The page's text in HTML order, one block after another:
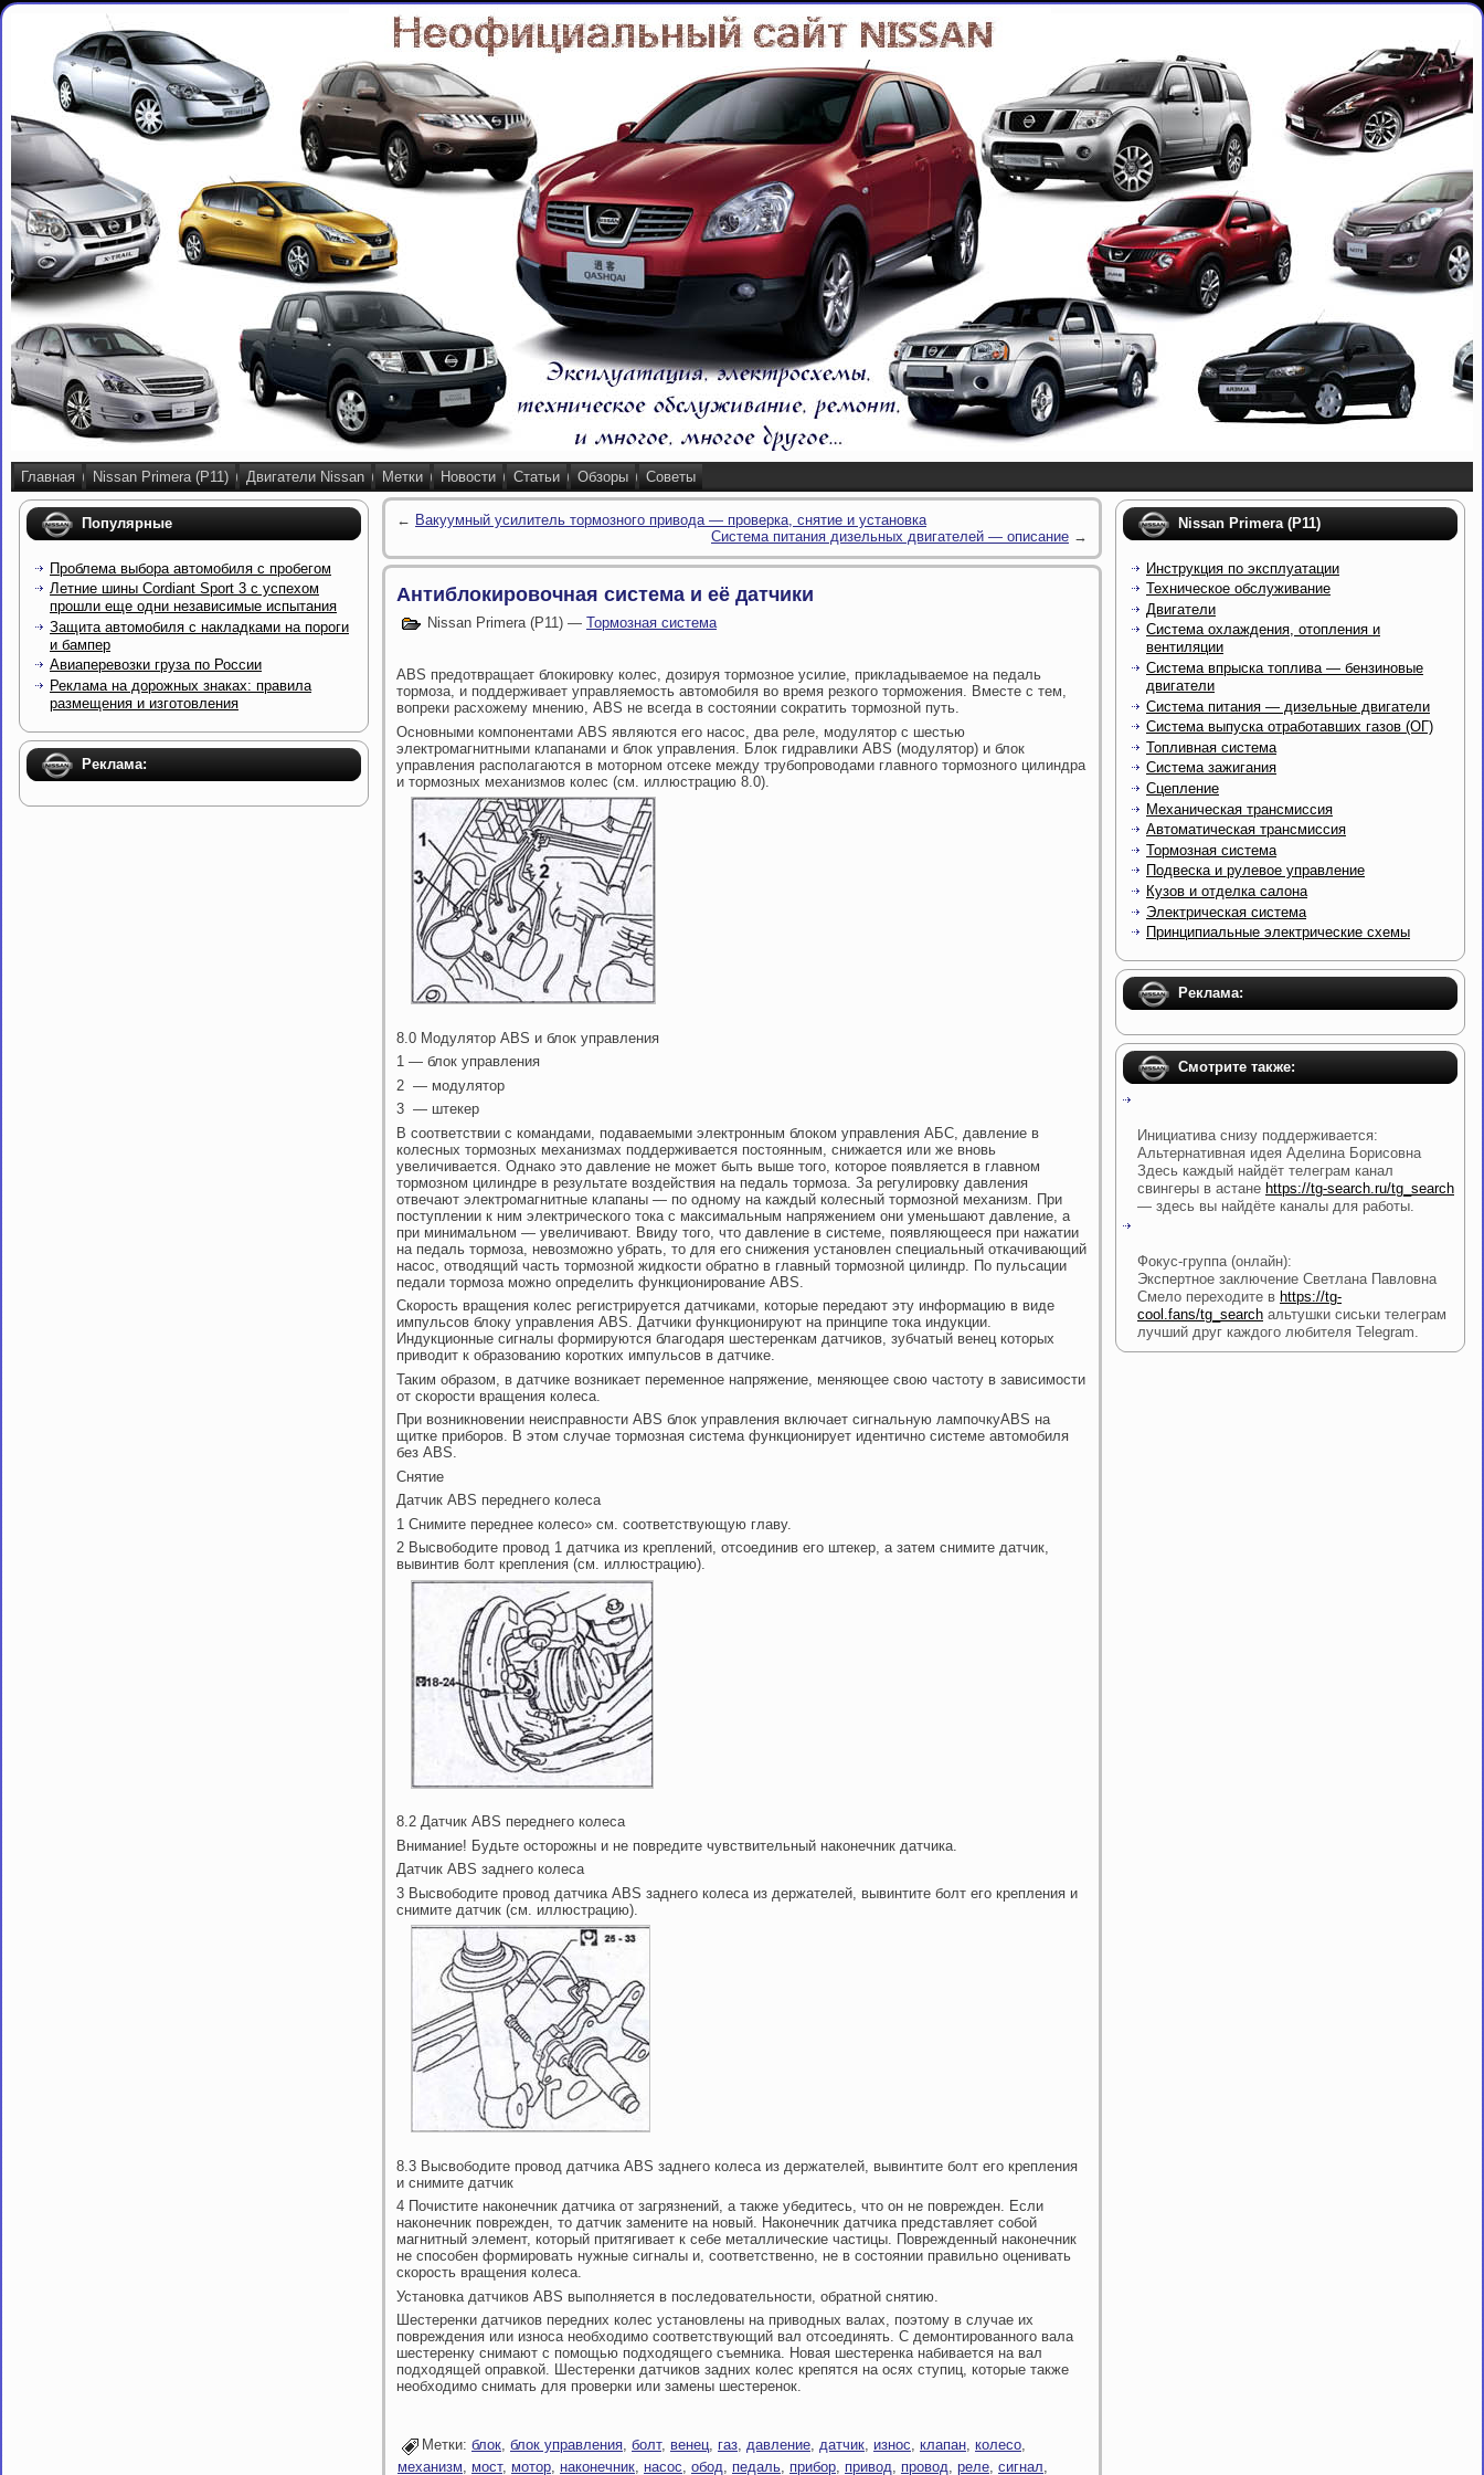
Главная Nissan Primera (P11) Двигатели Nissan Метки Новости Статьи Обзоры Советы
Популярные
Проблема выбора автомобиля с пробегом
Летние шины Cordiant Sport 3 с успехом
прошли еще одни независимые испытания
Защита автомобиля с накладками на пороги
и бампер
Авиаперевозки груза по России
Реклама на дорожных знаках: правила
размещения и изготовления
Реклама:
← Вакуумный усилитель тормозного привода — проверка, снятие и установка
Система питания дизельных двигателей — описание →
Антиблокировочная система и её датчики
Nissan Primera (P11) — Тормозная система
ABS предотвращает блокировку колес, дозируя тормозное усилие, прикладываемое на педаль
тормоза, и поддерживает управляемость автомобиля во время резкого торможения. Вместе с тем,
вопреки расхожему мнению, ABS не всегда в состоянии сократить тормозной путь.
Основными компонентами ABS являются его насос, два реле, модулятор с шестью
электромагнитными клапанами и блок управления. Блок гидравлики ABS (модулятор) и блок
управления располагаются в моторном отсеке между трубопроводами главного тормозного цилиндра
и тормозных механизмов колес (см. иллюстрацию 8.0).
8.0 Модулятор ABS и блок управления
1 — блок управления
2 — модулятор
3 — штекер
В соответствии с командами, подаваемыми электронным блоком управления АБС, давление в
колесных тормозных механизмах поддерживается постоянным, снижается или же вновь
увеличивается. Однако это давление не может быть выше того, которое появляется в главном
тормозном цилиндре в результате воздействия на педаль тормоза. За регулировку давления
отвечают электромагнитные клапаны — по одному на каждый колесный тормозной механизм. При
поступлении к ним электрического тока с максимальным напряжением они уменьшают давление, а
при минимальном — увеличивают. Ввиду того, что давление в системе, появляющееся при нажатии
на педаль тормоза, невозможно убрать, то для его снижения установлен специальный откачивающий
насос, отводящий часть тормозной жидкости обратно в главный тормозной цилиндр. По пульсации
педали тормоза можно определить функционирование ABS.
Скорость вращения колес регистрируется датчиками, которые передают эту информацию в виде
импульсов блоку управления ABS. Датчики функционируют на принципе тока индукции.
Индукционные сигналы формируются благодаря шестеренкам датчиков, зубчатый венец которых
приводит к образованию коротких импульсов в датчике.
Таким образом, в датчике возникает переменное напряжение, меняющее свою частоту в зависимости
от скорости вращения колеса.
При возникновении неисправности ABS блок управления включает сигнальную лампочкуABS на
щитке приборов. В этом случае тормозная система функционирует идентично системе автомобиля
без ABS.
Снятие
Датчик ABS переднего колеса
1 Снимите переднее колесо» см. соответствующую главу.
2 Высвободите провод 1 датчика из креплений, отсоединив его штекер, а затем снимите датчик,
вывинтив болт крепления (см. иллюстрацию).
8.2 Датчик ABS переднего колеса
Внимание! Будьте осторожны и не повредите чувствительный наконечник датчика.
Датчик ABS заднего колеса
3 Высвободите провод датчика АВS заднего колеса из держателей, вывинтите болт его крепления и
снимите датчик (см. иллюстрацию).
8.3 Высвободите провод датчика ABS заднего колеса из держателей, вывинтите болт его крепления
и снимите датчик
4 Почистите наконечник датчика от загрязнений, а также убедитесь, что он не поврежден. Если
наконечник поврежден, то датчик замените на новый. Наконечник датчика представляет собой
магнитный элемент, который притягивает к себе металлические частицы. Поврежденный наконечник
не способен формировать нужные сигналы и, соответственно, не в состоянии правильно оценивать
скорость вращения колеса.
Установка датчиков ABS выполняется в последовательности, обратной снятию.
Шестеренки датчиков передних колес установлены на приводных валах, поэтому в случае их
повреждения или износа необходимо соответствующий вал отсоединять. С демонтированного вала
шестеренку снимают с помощью подходящего съемника. Новая шестеренка набивается на вал
подходящей оправкой. Шестеренки датчиков задних колес крепятся на осях ступиц, которые также
необходимо снимать для проверки или замены шестеренок.
Метки: блок, блок управления, болт, венец, газ, давление, датчик, износ, клапан, колесо,
механизм, мост, мотор, наконечник, насос, обод, педаль, прибор, привод, провод, реле, сигнал,
Nissan Primera (P11)
Инструкция по эксплуатации
Техническое обслуживание
Двигатели
Система охлаждения, отопления и
вентиляции
Система впрыска топлива — бензиновые
двигатели
Система питания — дизельные двигатели
Система выпуска отработавших газов (ОГ)
Топливная система
Система зажигания
Сцепление
Механическая трансмиссия
Автоматическая трансмиссия
Тормозная система
Подвеска и рулевое управление
Кузов и отделка салона
Электрическая система
Принципиальные электрические схемы
Реклама:
Смотрите также:
Инициатива снизу поддерживается:
Альтернативная идея Аделина Борисовна
Здесь каждый найдёт телеграм канал
свингеры в астане https://tg-search.ru/tg_search
— здесь вы найдёте каналы для работы.
Фокус-группа (онлайн):
Экспертное заключение Светлана Павловна
Смело переходите в https://tg-
cool.fans/tg_search альтушки сиськи телеграм
лучший друг каждого любителя Telegram.